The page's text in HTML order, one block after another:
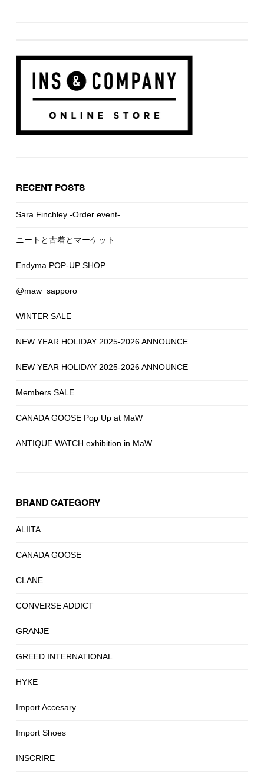
RECENT POSTS
Sara Finchley -Order event-
ニートと古着とマーケット
Endyma POP-UP SHOP
@maw_sapporo
WINTER SALE
NEW YEAR HOLIDAY 2025-2026 ANNOUNCE
NEW YEAR HOLIDAY 2025-2026 ANNOUNCE
Members SALE
CANADA GOOSE Pop Up at MaW
ANTIQUE WATCH exhibition in MaW
BRAND CATEGORY
ALIITA
CANADA GOOSE
CLANE
CONVERSE ADDICT
GRANJE
GREED INTERNATIONAL
HYKE
Import Accesary
Import Shoes
INSCRIRE